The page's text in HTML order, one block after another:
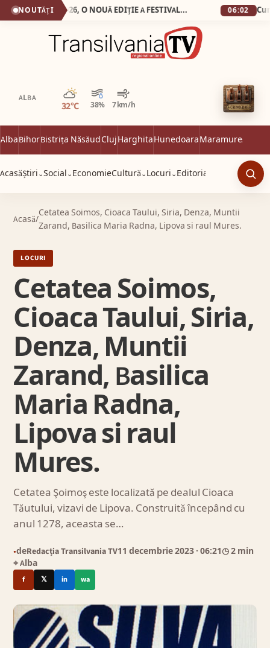
NOUTĂȚI SEBEȘ: 15-17 MAI 2026, O NOUĂ EDIȚIE A FESTIVALULUI INTERNAȚIONAL „LUCIAN BLAGA” Spectacole și concursuri, cărți de calitate și conferințe științifice, în cadrul unui demers cultural de tradiție 06:02
ALBA
32°C 38% 7 km/h
Parțial noros
AlbaBihorBistrița NăsăudClujHarghitaHunedoaraMaramureș
AcasăȘtiri ⌄Social ⌄ EconomieCultură ⌄ Locuri ⌄ Editorial
Acasă/
Cetatea Soimos, Cioaca Taului, Siria, Denza, Muntii
Zarand, Basilica Maria Radna, Lipova si raul Mures.
LOCURI
Cetatea Soimos,
Cioaca Taului, Siria,
Denza, Muntii
Zarand, Basilica
Maria Radna,
Lipova si raul
Mures.
Cetatea Şoimoş este localizată pe dealul Cioaca
Tăutului, vizavi de Lipova. Construită începând cu
anul 1278, aceasta se…
●deRedacția Transilvania TV11 decembrie 2023 · 06:21◷ 2 min
⌖ Alba
f 𝕏 in wa